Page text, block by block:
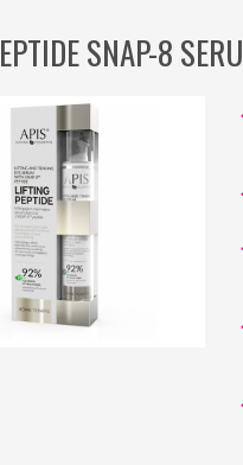
SNAP-8